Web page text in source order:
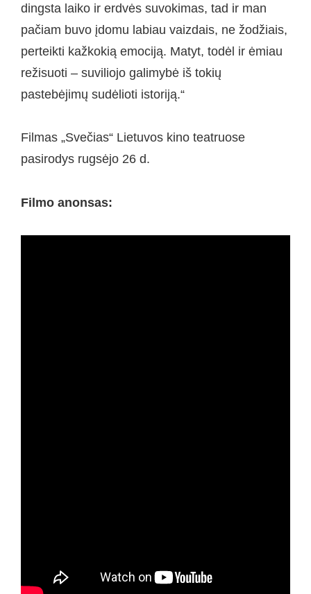
dingsta laiko ir erdvės suvokimas, tad ir man
pačiam buvo įdomu labiau vaizdais, ne žodžiais,
perteikti kažkokią emociją. Matyt, todėl ir ėmiau
režisuoti – suviliojo galimybė iš tokių
pastebėjimų sudėlioti istoriją.“
Filmas „Svečias“ Lietuvos kino teatruose
pasirodys rugsėjo 26 d.
Filmo anonsas: